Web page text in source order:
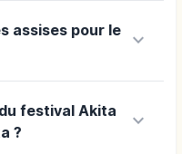
assises pour le
keyboard_arrow_down
festival Akita
?
keyboard_arrow_down